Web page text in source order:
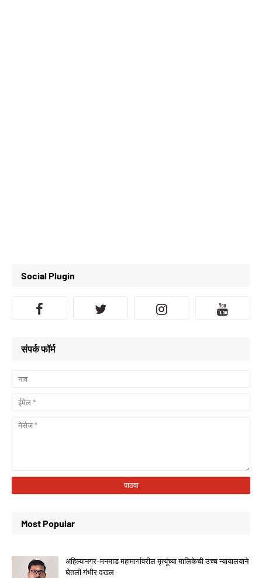
Social Plugin
संपर्क फॉर्म
Most Popular
अहिल्यानगर–मनमाड महामार्गावरील मृत्यूंच्या मालिकेची उच्च न्यायालयाने
घेतली गंभीर दखल